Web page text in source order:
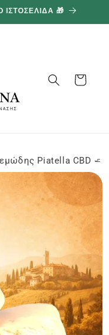
ΞΟΔΕΥΕΤΕ 🔥
Καλάθι
Piatella CBD 🧈